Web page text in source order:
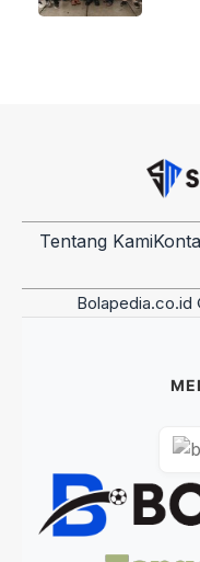
Tentang Kami
Bolapedia.co.id